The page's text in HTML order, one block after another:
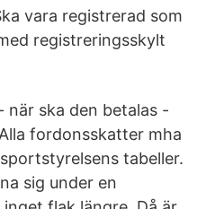
vara registrerad som
registreringsskylt
när ska den betalas -
fordonsskatter mha
tabeller.
sig under en